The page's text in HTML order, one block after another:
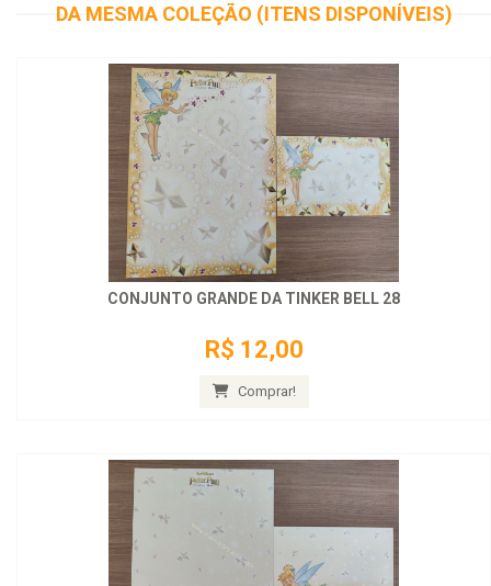
DA MESMA COLEÇÃO (ITENS DISPONÍVEIS)
CONJUNTO GRANDE DA TINKER BELL 28
R$ 12,00
Comprar!